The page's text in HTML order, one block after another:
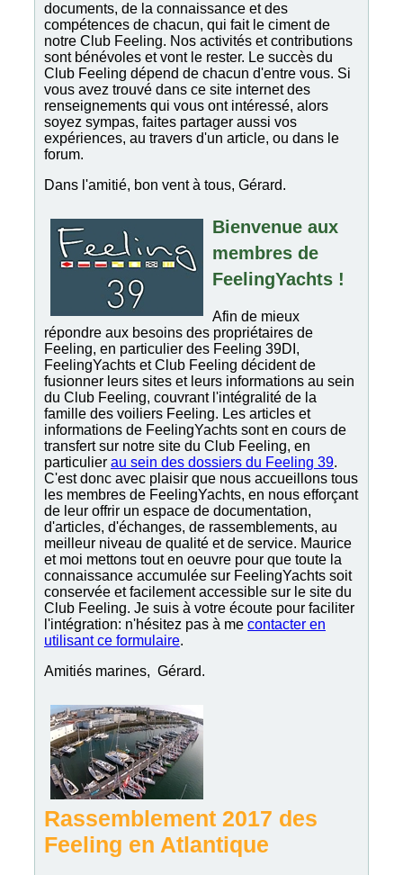
documents, de la connaissance et des
compétences de chacun, qui fait le ciment de
notre Club Feeling. Nos activités et contributions
sont bénévoles et vont le rester. Le succès du
Club Feeling dépend de chacun d'entre vous. Si
vous avez trouvé dans ce site internet des
renseignements qui vous ont intéressé, alors
soyez sympas, faites partager aussi vos
expériences, au travers d'un article, ou dans le
forum.
Dans l'amitié, bon vent à tous, Gérard.
Bienvenue aux
membres de
FeelingYachts !
Afin de mieux
répondre aux besoins des propriétaires de
Feeling, en particulier des Feeling 39DI,
FeelingYachts et Club Feeling décident de
fusionner leurs sites et leurs informations au sein
du Club Feeling, couvrant l'intégralité de la
famille des voiliers Feeling. Les articles et
informations de FeelingYachts sont en cours de
transfert sur notre site du Club Feeling, en
particulier au sein des dossiers du Feeling 39.
C'est donc avec plaisir que nous accueillons tous
les membres de FeelingYachts, en nous efforçant
de leur offrir un espace de documentation,
d'articles, d'échanges, de rassemblements, au
meilleur niveau de qualité et de service. Maurice
et moi mettons tout en oeuvre pour que toute la
connaissance accumulée sur FeelingYachts soit
conservée et facilement accessible sur le site du
Club Feeling. Je suis à votre écoute pour faciliter
l'intégration: n'hésitez pas à me contacter en
utilisant ce formulaire.
Amitiés marines, Gérard.
Rassemblement 2017 des
Feeling en Atlantique